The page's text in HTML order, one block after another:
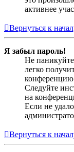
активнее
Вернуться к
Я забыл пароль!
Не
легко
Следуйте
на
Если не
Вернуться к